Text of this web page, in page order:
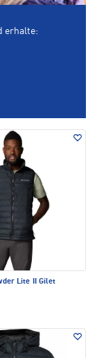
Lite II Gilet
erhalte: